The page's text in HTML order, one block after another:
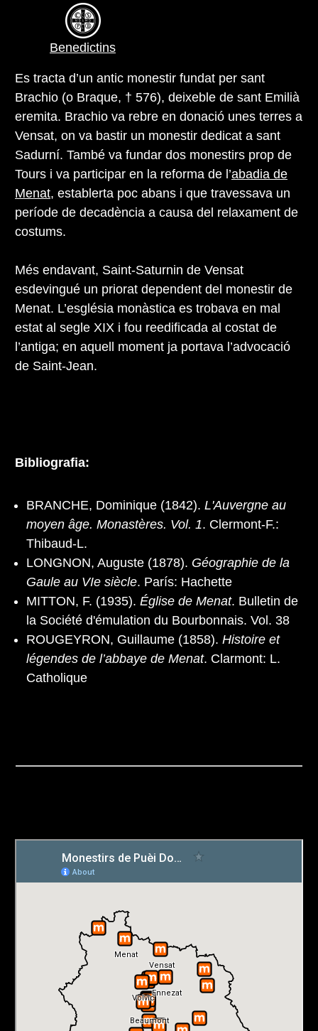
Benedictins
Es tracta d’un antic monestir fundat per sant
Brachio (o Braque, † 576), deixeble de sant Emilià
eremita. Brachio va rebre en donació unes terres a
Vensat, on va bastir un monestir dedicat a sant
Sadurní. També va fundar dos monestirs prop de
Tours i va participar en la reforma de l’abadia de
Menat, establerta poc abans i que travessava un
període de decadència a causa del relaxament de
costums.
Més endavant, Saint-Saturnin de Vensat
esdevingué un priorat dependent del monestir de
Menat. L’església monàstica es trobava en mal
estat al segle XIX i fou reedificada al costat de
l’antiga; en aquell moment ja portava l’advocació
de Saint-Jean.
Bibliografia:
BRANCHE, Dominique (1842). L'Auvergne au
moyen âge. Monastères. Vol. 1. Clermont-F.:
Thibaud-L.
LONGNON, Auguste (1878). Géographie de la
Gaule au VIe siècle. París: Hachette
MITTON, F. (1935). Église de Menat. Bulletin de
la Société d'émulation du Bourbonnais. Vol. 38
ROUGEYRON, Guillaume (1858). Histoire et
légendes de l’abbaye de Menat. Clarmont: L.
Catholique